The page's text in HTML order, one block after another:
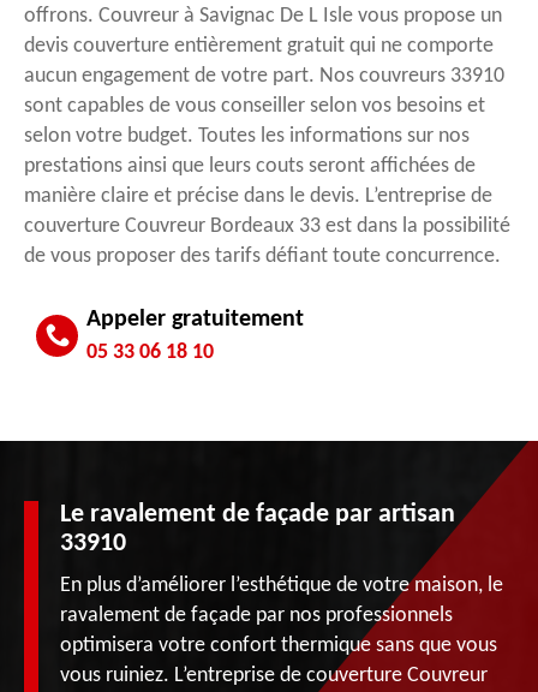
offrons. Couvreur à Savignac De L Isle vous propose un
devis couverture entièrement gratuit qui ne comporte
aucun engagement de votre part. Nos couvreurs 33910
sont capables de vous conseiller selon vos besoins et
selon votre budget. Toutes les informations sur nos
prestations ainsi que leurs couts seront affichées de
manière claire et précise dans le devis. L’entreprise de
couverture Couvreur Bordeaux 33 est dans la possibilité
de vous proposer des tarifs défiant toute concurrence.
Appeler gratuitement
05 33 06 18 10
Le ravalement de façade par artisan
33910
En plus d’améliorer l’esthétique de votre maison, le
ravalement de façade par nos professionnels
optimisera votre confort thermique sans que vous
vous ruiniez. L’entreprise de couverture Couvreur